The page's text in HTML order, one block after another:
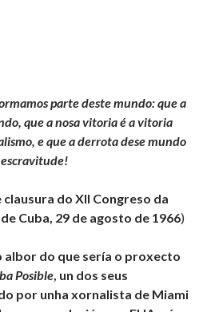
parte deste mundo: que a
que a nosa vitoria é a vitoria
e que a derrota dese mundo
escravitude!
do XII Congreso da
Cuba, 29 de agosto de 1966)
albor do que sería o proxecto
Posible, un dos seus
por unha xornalista de Miami